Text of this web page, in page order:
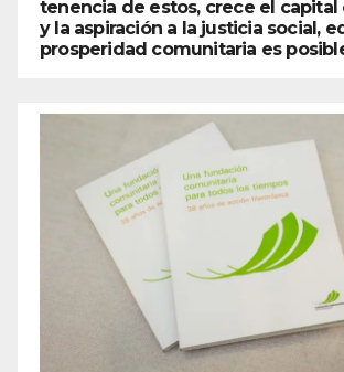
tenencia de estos, crece el
y la aspiración a la justicia social,
prosperidad comunitaria es